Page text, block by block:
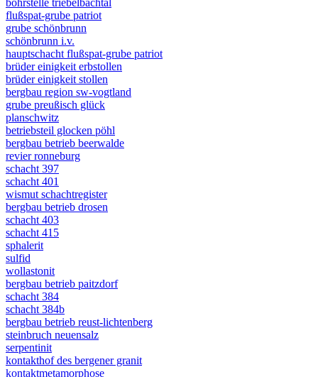
bohrstelle triebelbachtal
flußspat-grube patriot
grube schönbrunn
schönbrunn i.v.
hauptschacht flußspat-grube patriot
brüder einigkeit erbstollen
brüder einigkeit stollen
bergbau region sw-vogtland
grube preußisch glück
planschwitz
betriebsteil glocken pöhl
bergbau betrieb beerwalde
revier ronneburg
schacht 397
schacht 401
wismut schachtregister
bergbau betrieb drosen
schacht 403
schacht 415
sphalerit
sulfid
wollastonit
bergbau betrieb paitzdorf
schacht 384
schacht 384b
bergbau betrieb reust-lichtenberg
steinbruch neuensalz
serpentinit
kontakthof des bergener granit
kontaktmetamorphose